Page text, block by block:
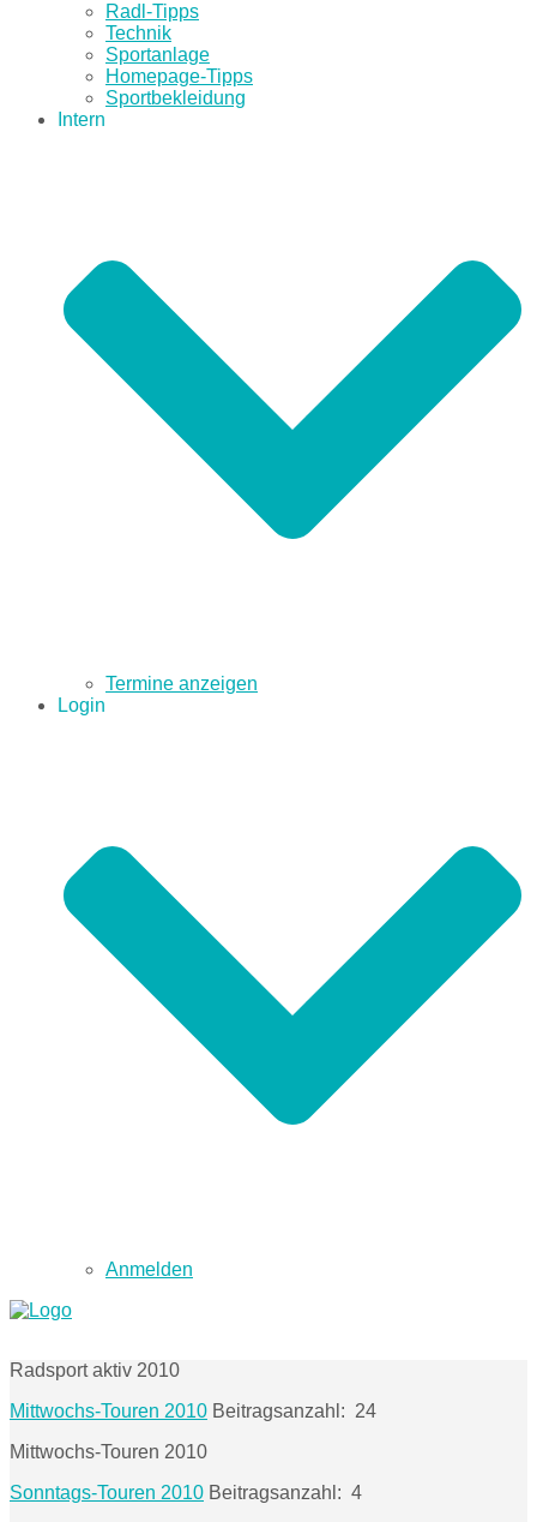
Radl-Tipps
Technik
Sportanlage
Homepage-Tipps
Sportbekleidung
Intern
Termine anzeigen
Login
Anmelden
Radsport aktiv 2010
Mittwochs-Touren 2010 Beitragsanzahl: 24
Mittwochs-Touren 2010
Sonntags-Touren 2010 Beitragsanzahl: 4